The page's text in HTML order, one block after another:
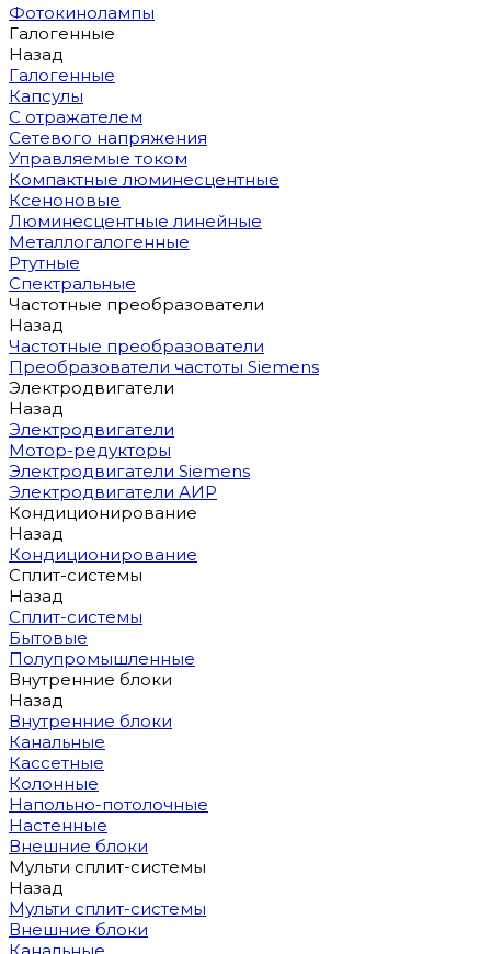
Фотокинолампы
Галогенные
Назад
Галогенные
Капсулы
С отражателем
Сетевого напряжения
Управляемые током
Компактные люминесцентные
Ксеноновые
Люминесцентные линейные
Металлогалогенные
Ртутные
Спектральные
Частотные преобразователи
Назад
Частотные преобразователи
Преобразователи частоты Siemens
Электродвигатели
Назад
Электродвигатели
Мотор-редукторы
Электродвигатели Siemens
Электродвигатели АИР
Кондиционирование
Назад
Кондиционирование
Сплит-системы
Назад
Сплит-системы
Бытовые
Полупромышленные
Внутренние блоки
Назад
Внутренние блоки
Канальные
Кассетные
Колонные
Напольно-потолочные
Настенные
Внешние блоки
Мульти сплит-системы
Назад
Мульти сплит-системы
Внешние блоки